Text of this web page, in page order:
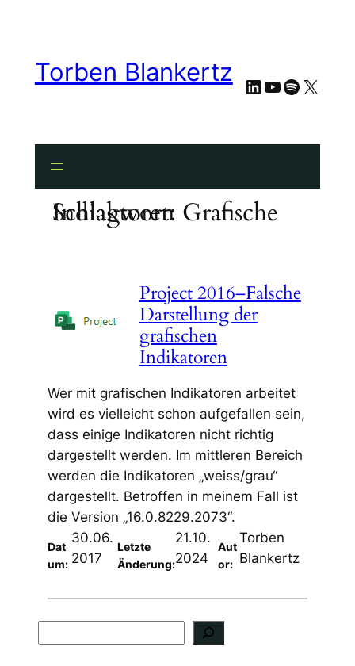
springenTorben Blankertz LinkedIn
YouTube
Spotify
X
Schlagwort:
Grafische Indiaktoren
Project 2016–Falsche
Darstellung der
grafischen
Indikatoren
Wer mit grafischen Indikatoren arbeitet
wird es vielleicht schon aufgefallen sein,
dass einige Indikatoren nicht richtig
dargestellt werden. Im mittleren Bereich
werden die Indikatoren „weiss/grau“
dargestellt. Betroffen in meinem Fall ist
die Version „16.0.8229.2073“.
Dat
um:
30.06.
2017
Letzte
Änderung:
21.10.
2024
Aut
or:
Torben
Blankertz